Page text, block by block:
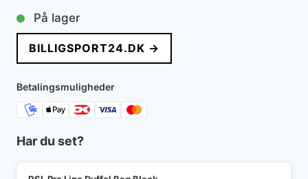
oprindelige
pris
var:
249 kr..
pris
er:
På lager
BILLIGSPORT24.DK →
Betalingsmuligheder
Har du set?